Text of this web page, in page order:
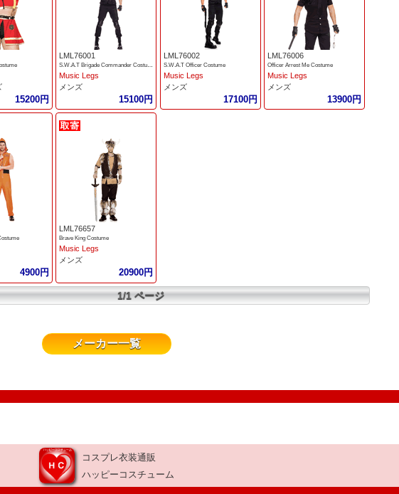
15200円
LML76001
S.W.A.T Brigade Commander Costume
Music Legs
メンズ
15100円
LML76002
S.W.A.T Officer Costume
Music Legs
メンズ
17100円
LML76006
Officer Arrest Me Costume
Music Legs
メンズ
13900円
4900円
LML76657
Brave King Costume
Music Legs
メンズ
20900円
1/1 ページ
メーカー一覧
コスプレ衣装通販
ハッピーコスチューム